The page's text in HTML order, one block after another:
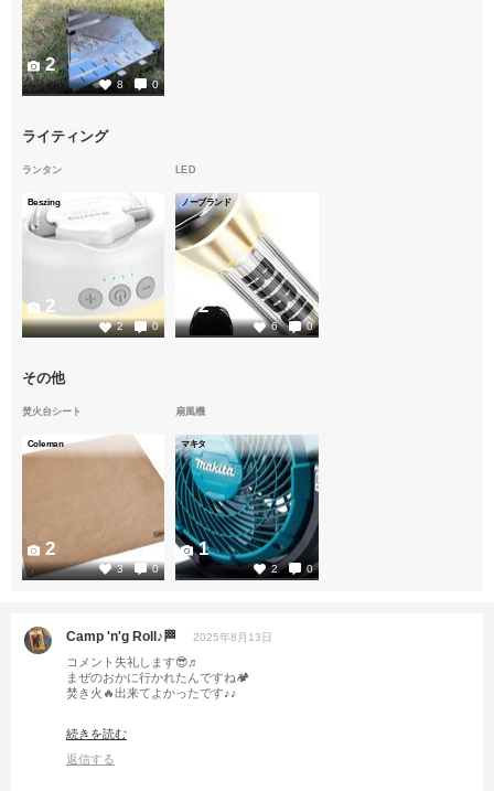
8 0
2
ライティング
ランタン
Beszing
2 0
2
LED
ノーブランド
6 0
2
その他
焚火台シート
Coleman
3 0
2
扇風機
マキタ
2 0
1
Camp 'n'g Roll♪🏁 2025年8月13日
コメント失礼します😎♬
まぜのおかに行かれたんですね🏕️
焚き火🔥出来てよかったです♪♪
やっとテントやら乾かして
さっぱり次回キャンプの用意が出来ました💦
続きを読む
返信する